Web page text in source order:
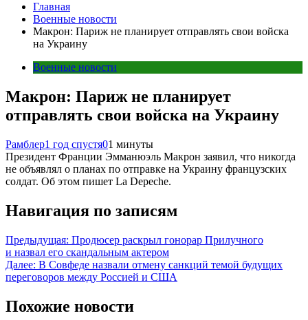
Главная
Военные новости
Макрон: Париж не планирует отправлять свои войска
на Украину
Военные новости
Макрон: Париж не планирует
отправлять свои войска на Украину
Рамблер1 год спустя01 минуты
Президент Франции Эмманюэль Макрон заявил, что никогда
не объявлял о планах по отправке на Украину французских
солдат. Об этом пишет La Depeche.
Навигация по записям
Предыдущая: Продюсер раскрыл гонорар Прилучного
и назвал его скандальным актером
Далее: В Совфеде назвали отмену санкций темой будущих
переговоров между Россией и США
Похожие новости